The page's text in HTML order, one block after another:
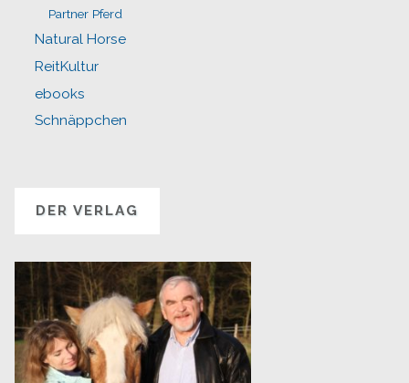
Partner Pferd
Natural Horse
ReitKultur
ebooks
Schnäppchen
DER VERLAG